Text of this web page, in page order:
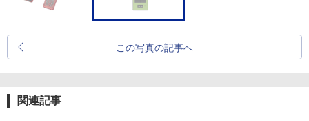
この写真の記事へ
関連記事